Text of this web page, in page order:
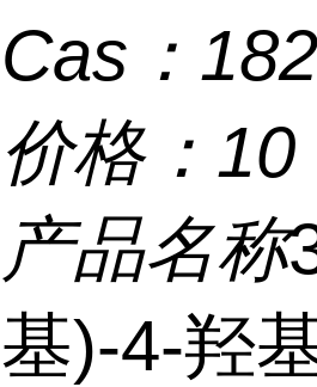
Cas：
价格： 10
产品名称
基)-4-羟